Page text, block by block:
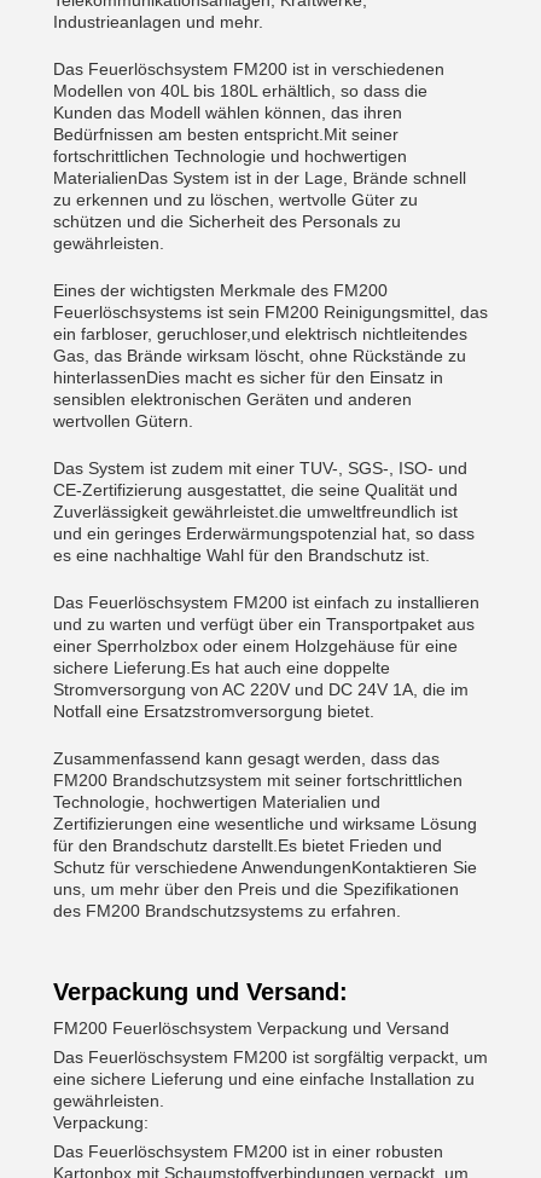
Industrieanlagen und mehr.
Das Feuerlöschsystem FM200 ist in verschiedenen
Modellen von 40L bis 180L erhältlich, so dass die
Kunden das Modell wählen können, das ihren
Bedürfnissen am besten entspricht.Mit seiner
fortschrittlichen Technologie und hochwertigen
MaterialienDas System ist in der Lage, Brände schnell
zu erkennen und zu löschen, wertvolle Güter zu
schützen und die Sicherheit des Personals zu
gewährleisten.
Eines der wichtigsten Merkmale des FM200
Feuerlöschsystems ist sein FM200 Reinigungsmittel, das
ein farbloser, geruchloser,und elektrisch nichtleitendes
Gas, das Brände wirksam löscht, ohne Rückstände zu
hinterlassenDies macht es sicher für den Einsatz in
sensiblen elektronischen Geräten und anderen
wertvollen Gütern.
Das System ist zudem mit einer TUV-, SGS-, ISO- und
CE-Zertifizierung ausgestattet, die seine Qualität und
Zuverlässigkeit gewährleistet.die umweltfreundlich ist
und ein geringes Erderwärmungspotenzial hat, so dass
es eine nachhaltige Wahl für den Brandschutz ist.
Das Feuerlöschsystem FM200 ist einfach zu installieren
und zu warten und verfügt über ein Transportpaket aus
einer Sperrholzbox oder einem Holzgehäuse für eine
sichere Lieferung.Es hat auch eine doppelte
Stromversorgung von AC 220V und DC 24V 1A, die im
Notfall eine Ersatzstromversorgung bietet.
Zusammenfassend kann gesagt werden, dass das
FM200 Brandschutzsystem mit seiner fortschrittlichen
Technologie, hochwertigen Materialien und
Zertifizierungen eine wesentliche und wirksame Lösung
für den Brandschutz darstellt.Es bietet Frieden und
Schutz für verschiedene AnwendungenKontaktieren Sie
uns, um mehr über den Preis und die Spezifikationen
des FM200 Brandschutzsystems zu erfahren.
Verpackung und Versand:
FM200 Feuerlöschsystem Verpackung und Versand
Das Feuerlöschsystem FM200 ist sorgfältig verpackt, um
eine sichere Lieferung und eine einfache Installation zu
gewährleisten.
Verpackung:
Das Feuerlöschsystem FM200 ist in einer robusten
Kartonbox mit Schaumstoffverbindungen verpackt, um